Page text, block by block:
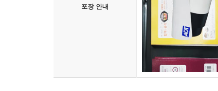
포장 안내